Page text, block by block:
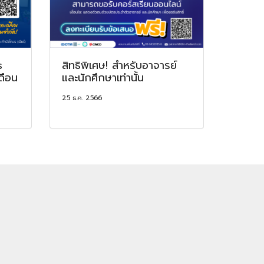
อน
สิทธิพิเศษ! สำหรับอาจารย์
และนักศึกษาเท่านั้น
25 ธ.ค. 2566